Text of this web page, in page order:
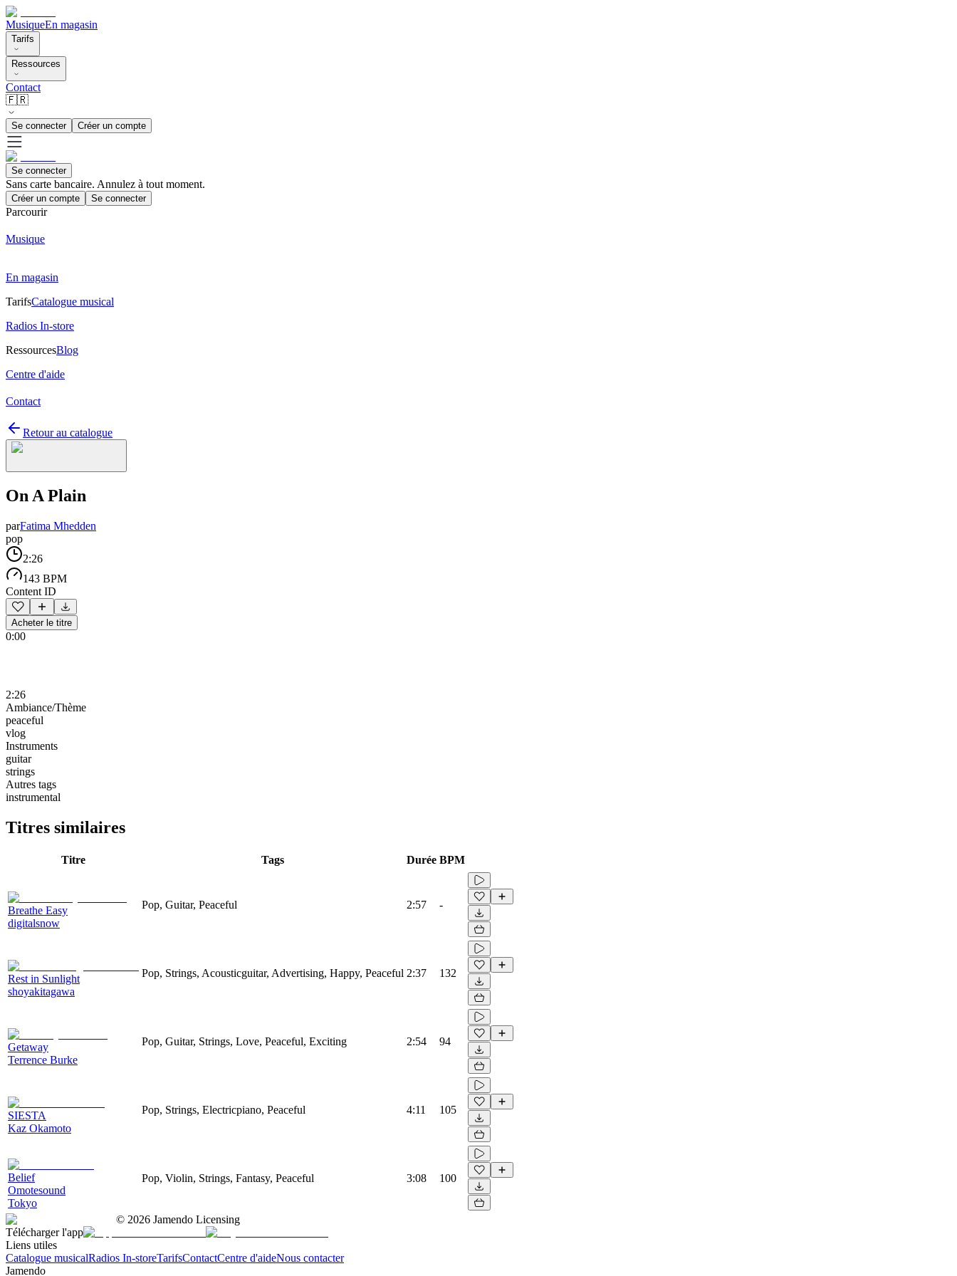
MusiqueEn magasin
Tarifs
Ressources
Contact
🇫🇷
Se connecter Créer un compte
Se connecter
Sans carte bancaire. Annulez à tout moment.
Créer un compte Se connecter
Parcourir
Musique
En magasin
TarifsCatalogue musical
Radios In-store
RessourcesBlog
Centre d'aide
Contact
Retour au catalogue
On A Plain
parFatima Mhedden
pop
2:26
143 BPM
Content ID
Acheter le titre
0:00
2:26
Ambiance/Thème
peaceful
vlog
Instruments
guitar
strings
Autres tags
instrumental
Titres similaires
Titre Tags Durée BPM
Breathe Easy
digitalsnow
Pop, Guitar, Peaceful 2:57 -
Rest in Sunlight
shoyakitagawa
Pop, Strings, Acousticguitar, Advertising, Happy, Peaceful 2:37 132
Getaway
Terrence Burke
Pop, Guitar, Strings, Love, Peaceful, Exciting 2:54 94
SIESTA
Kaz Okamoto
Pop, Strings, Electricpiano, Peaceful 4:11 105
Belief
Omotesound
Tokyo
Pop, Violin, Strings, Fantasy, Peaceful 3:08 100
© 2026 Jamendo Licensing
Télécharger l'app
Liens utiles
Catalogue musicalRadios In-storeTarifsContactCentre d'aideNous contacter
Jamendo